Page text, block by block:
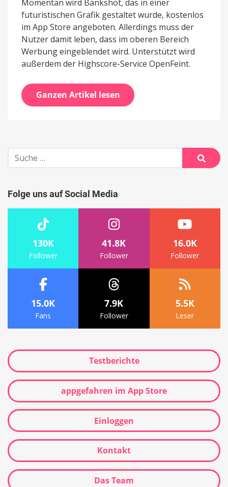
Momentan wird Bankshot, das in einer
futuristischen Grafik gestaltet wurde, kostenlos
im App Store angeboten. Allerdings muss der
Nutzer damit leben, dass im oberen Bereich
Werbung eingeblendet wird. Unterstützt wird
außerdem der Highscore-Service OpenFeint.
Ganzen Artikel lesen
Suche
nach:
Suche
Folge uns auf Social Media
130K
Follower
41.8K
Follower
16.0K
Follower
15.0K
Fans
7.9K
Follower
5.5K
Leser
Testberichte
appgefahren im App Store
Einloggen
Kontakt
Das Team